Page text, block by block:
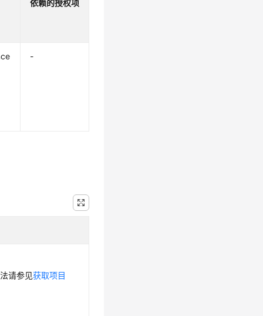
依赖的授权项
-
请参见获取项目